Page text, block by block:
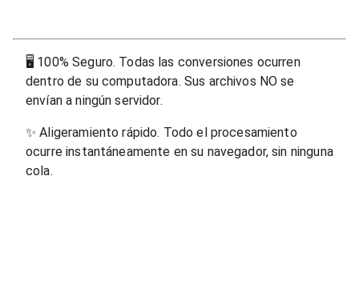
🖥 100% Seguro. Todas las conversiones ocurren
dentro de su computadora. Sus archivos NO se
envían a ningún servidor.
✨Aligeramiento rápido. Todo el procesamiento
ocurre instantáneamente en su navegador, sin ninguna
cola.